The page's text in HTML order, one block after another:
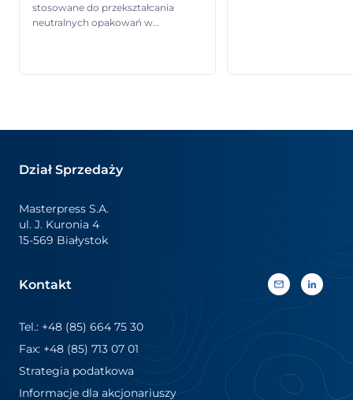
stosowane do przekształcania
neutralnych opakowań w
treściami promocyjnymi. Dzięki
wykończeniom zapewniają silną
odpowiadając jednocześnie na
różnorodne potrzeby
komunikacyjne. Etykiety
termokurczliwe są […]
wysoce
Dział Sprzedaży
Masterpress S.A.
ul. J. Kuronia 4
15-569 Białystok
Kontakt
Tel.: +48 (85) 664 75 30
Fax: +48 (85) 713 07 01
Strategia podatkowa
Informacje dla akcjonariuszy